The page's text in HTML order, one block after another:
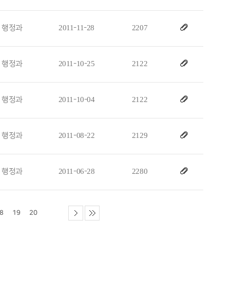
행정과 2011-11-28 2207
행정과 2011-10-25 2122
행정과 2011-10-04 2122
행정과 2011-08-22 2129
행정과 2011-06-28 2280
19 20